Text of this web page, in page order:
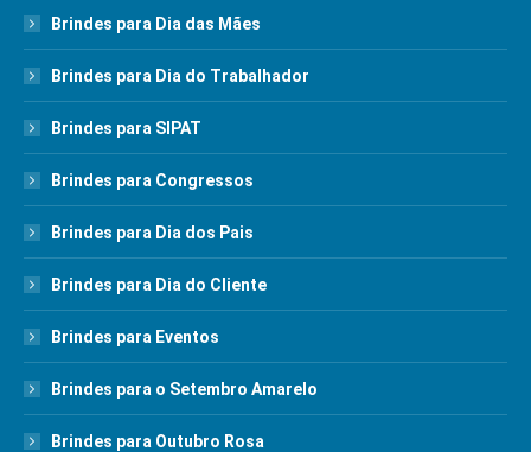
Brindes para Dia das Mães
Brindes para Dia do Trabalhador
Brindes para SIPAT
Brindes para Congressos
Brindes para Dia dos Pais
Brindes para Dia do Cliente
Brindes para Eventos
Brindes para o Setembro Amarelo
Brindes para Outubro Rosa